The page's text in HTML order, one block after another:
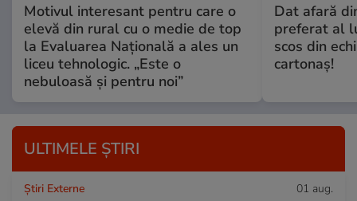
Motivul interesant pentru care o
elevă din rural cu o medie de top
la Evaluarea Națională a ales un
liceu tehnologic. „Este o
nebuloasă și pentru noi”
Dat afară
preferat al
scos din
cartonaş!
ULTIMELE ȘTIRI
Știri Externe 01 aug.